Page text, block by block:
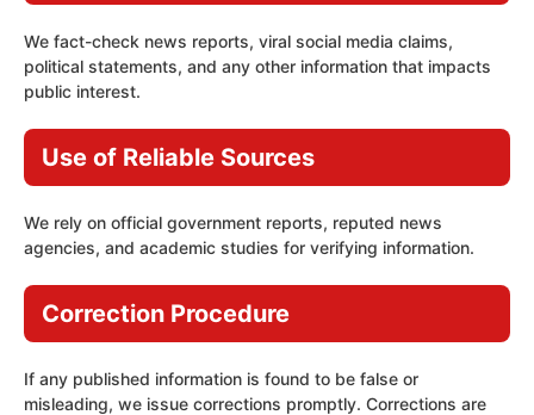
We fact-check news reports, viral social media claims,
political statements, and any other information that impacts
public interest.
Use of Reliable Sources
We rely on official government reports, reputed news
agencies, and academic studies for verifying information.
Correction Procedure
If any published information is found to be false or
misleading, we issue corrections promptly. Corrections are